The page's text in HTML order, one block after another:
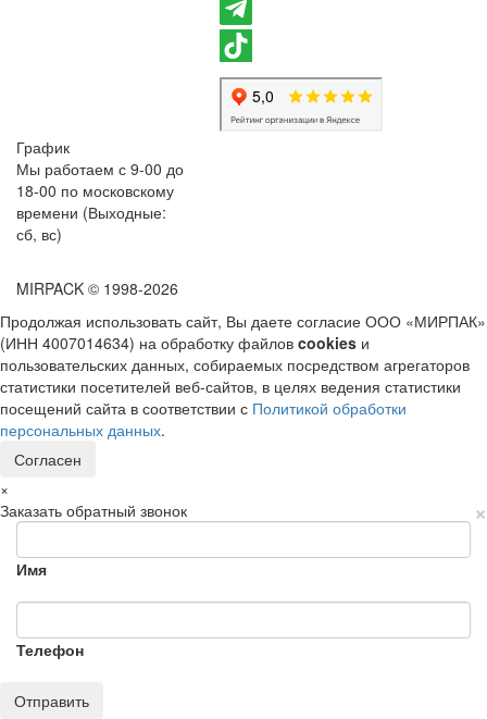
График
Мы работаем с 9-00 до
18-00 по московскому
времени (Выходные:
сб, вс)
MIRPACK © 1998-2026
Продолжая использовать сайт, Вы даете согласие ООО «МИРПАК»
(ИНН 4007014634) на обработку файлов cookies и
пользовательских данных, собираемых посредством агрегаторов
статистики посетителей веб-сайтов, в целях ведения статистики
посещений сайта в соответствии с Политикой обработки
персональных данных.
Согласен
×
×
Заказать обратный звонок
Имя
Телефон
Отправить